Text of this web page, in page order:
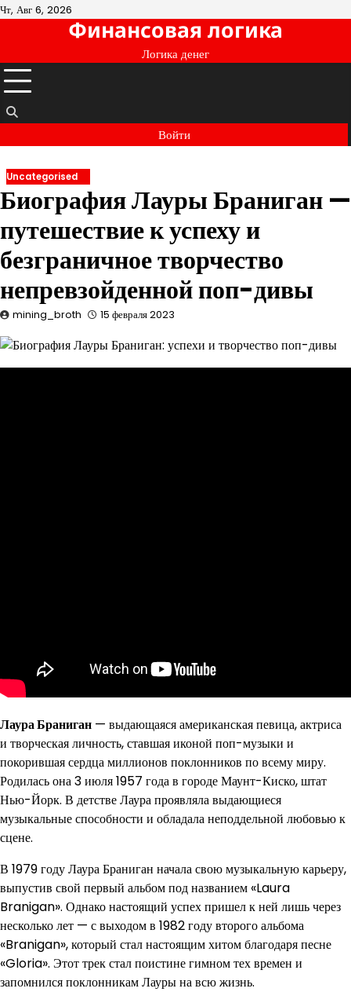
Перейти
Чт, Авг 6, 2026
Финансовая логика
Логика денег
Войти
Uncategorised
Биография Лауры Браниган —
путешествие к успеху и
безграничное творчество
непревзойденной поп-дивы
mining_broth 15 февраля 2023
Лаура Браниган — выдающаяся американская певица, актриса
и творческая личность, ставшая иконой поп-музыки и
покорившая сердца миллионов поклонников по всему миру.
Родилась она 3 июля 1957 года в городе Маунт-Киско, штат
Нью-Йорк. В детстве Лаура проявляла выдающиеся
музыкальные способности и обладала неподдельной любовью к
сцене.
В 1979 году Лаура Браниган начала свою музыкальную карьеру,
выпустив свой первый альбом под названием «Laura
Branigan». Однако настоящий успех пришел к ней лишь через
несколько лет — с выходом в 1982 году второго альбома
«Branigan», который стал настоящим хитом благодаря песне
«Gloria». Этот трек стал поистине гимном тех времен и
запомнился поклонникам Лауры на всю жизнь.